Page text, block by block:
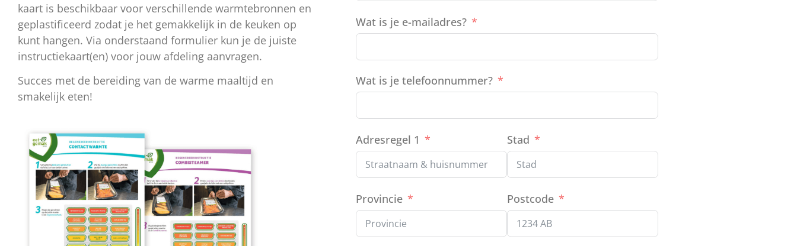
kaart is beschikbaar voor verschillende warmtebronnen en
geplastificeerd zodat je het gemakkelijk in de keuken op
kunt hangen. Via onderstaand formulier kun je de juiste
instructiekaart(en) voor jouw afdeling aanvragen.
Succes met de bereiding van de warme maaltijd en
smakelijk eten!
Wat is je e-mailadres?
Wat is je telefoonnummer?
Adresregel 1 Stad
Provincie Postcode